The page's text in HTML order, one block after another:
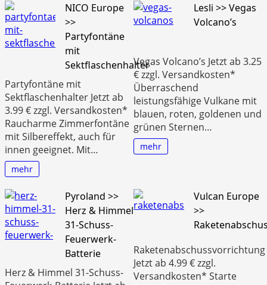
NICO Europe
>>
Partyfontäne
mit
Sektflaschenhalter
Partyfontäne mit
Sektflaschenhalter Jetzt ab
3.99 € zzgl. Versandkosten*
Raucharme Zimmerfontäne
mit Silbereffekt, auch für
innen geeignet. Mit…
mehr
Lesli >> Vegas
Volcano’s
Vegas Volcano’s Jetzt ab 3.25
€ zzgl. Versandkosten*
Überraschend
leistungsfähige Vulkane mit
blauen, roten, goldenen und
grünen Sternen…
mehr
Pyroland >>
Herz & Himmel
31-Schuss-
Feuerwerk-
Batterie
Herz & Himmel 31-Schuss-
Vulcan Europe
>>
Raketenabschussvorrichtung
Jetzt ab 4.99 € zzgl.
Versandkosten* Starte